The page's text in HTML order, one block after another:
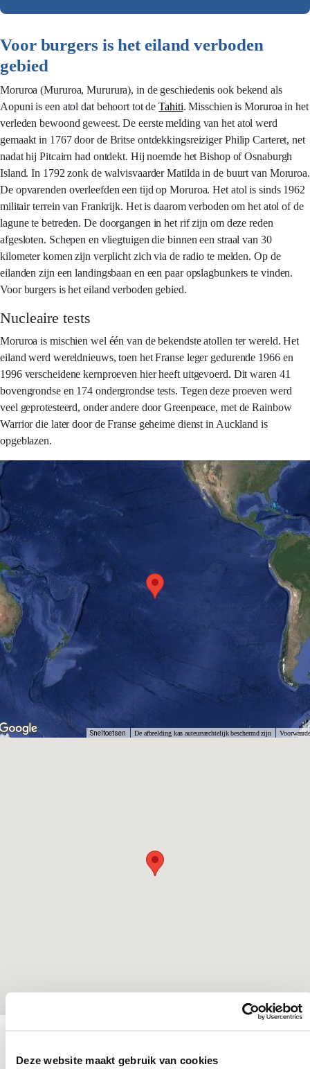
Deze website maakt gebruik van cookies
Voor burgers is het eiland verboden
gebied
Moruroa (Mururoa, Mururura), in de geschiedenis ook bekend als
Aopuni is een atol dat behoort tot deTahiti. Misschien is Moruroa in het
verleden bewoond geweest. De eerste melding van het atol werd
gemaakt in 1767 door de Britse ontdekkingsreiziger Philip Carteret, net
nadat hij Pitcairn had ontdekt. Hij noemde het Bishop of Osnaburgh
Island. In 1792 zonk de walvisvaarder Matilda in de buurt van Moruroa.
De opvarenden overleefden een tijd op Moruroa. Het atol is sinds 1962
militair terrein van Frankrijk. Het is daarom verboden om het atol of de
lagune te betreden. De doorgangen in het rif zijn om deze reden
afgesloten. Schepen en vliegtuigen die binnen een straal van 30
kilometer komen zijn verplicht zich via de radio te melden. Op de
eilanden zijn een landingsbaan en een paar opslagbunkers te vinden.
Voor burgers is het eiland verboden gebied.
Nucleaire tests
Moruroa is mischien wel één van de bekendste atollen ter wereld. Het
eiland werd wereldnieuws, toen het Franse leger gedurende 1966 en
1996 verscheidene kernproeven hier heeft uitgevoerd. Dit waren 41
bovengrondse en 174 ondergrondse tests. Tegen deze proeven werd
veel geprotesteerd, onder andere door Greenpeace, met de Rainbow
Warrior die later door de Franse geheime dienst in Auckland is
opgeblazen.
Sneltoetsen De afbeelding kan auteursrechtelijk beschermd zijn